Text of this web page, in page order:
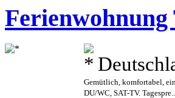
Ferienwohnung
Gemütlich, komfortabel,
DU/WC, SAT-TV. Tagespre...